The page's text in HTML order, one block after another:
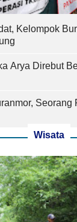
Kelompok
Arya Direbut
Seorang
Wisata